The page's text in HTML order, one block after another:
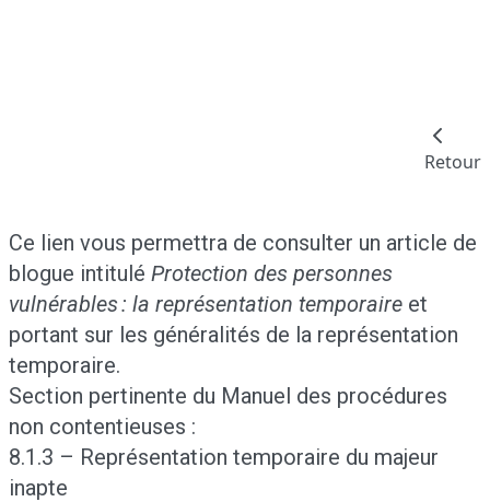
Retour
Ce lien vous permettra de consulter un article de
blogue intitulé Protection des personnes
vulnérables : la représentation temporaire et
portant sur les généralités de la représentation
temporaire.
Section pertinente du Manuel des procédures
non contentieuses :
8.1.3 – Représentation temporaire du majeur
inapte